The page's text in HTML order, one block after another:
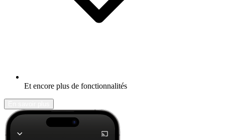
Et encore plus de fonctionnalités